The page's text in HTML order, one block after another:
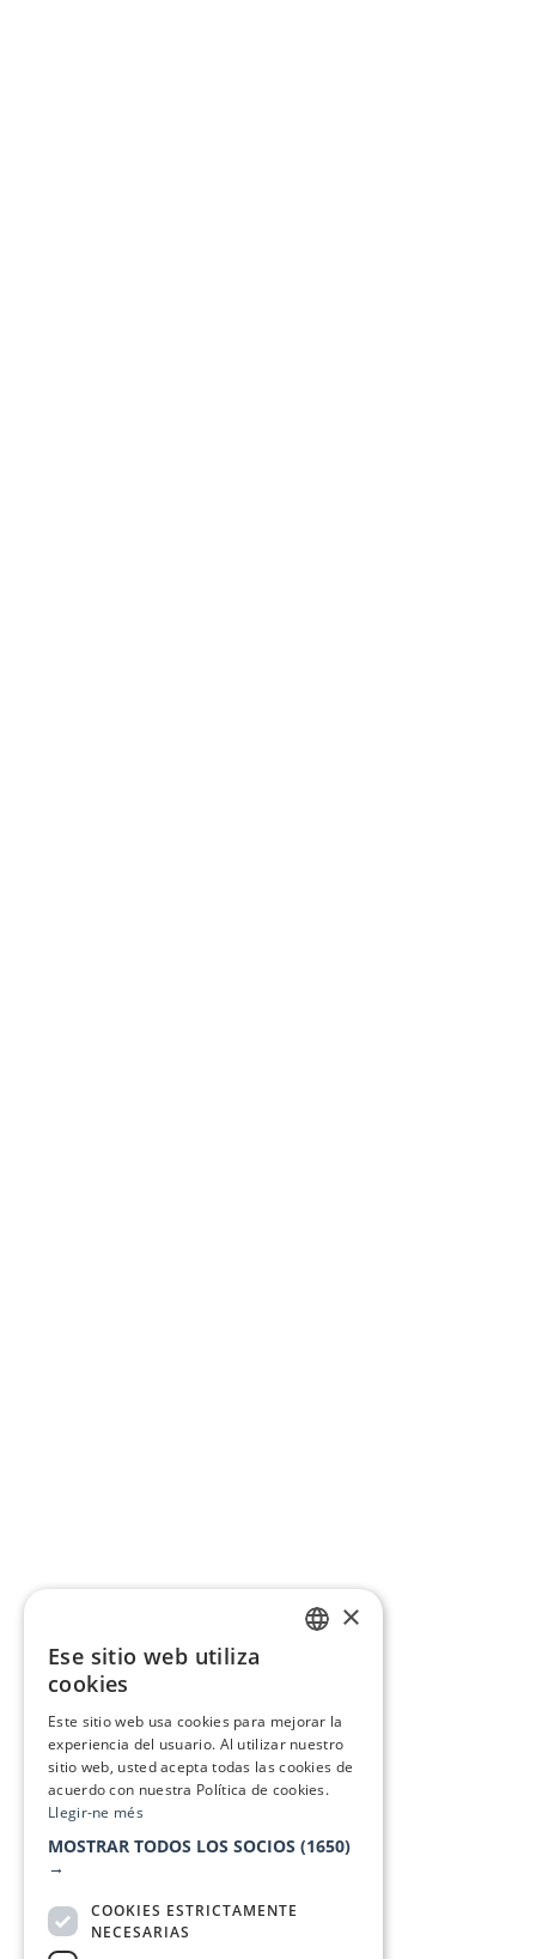
×
Ese sitio web utiliza
cookies
Este sitio web usa cookies para mejorar la
experiencia del usuario. Al utilizar nuestro
sitio web, usted acepta todas las cookies de
acuerdo con nuestra Política de cookies.
Llegir-ne més
MOSTRAR TODOS LOS SOCIOS (1650)
→
COOKIES ESTRICTAMENTE
NECESARIAS